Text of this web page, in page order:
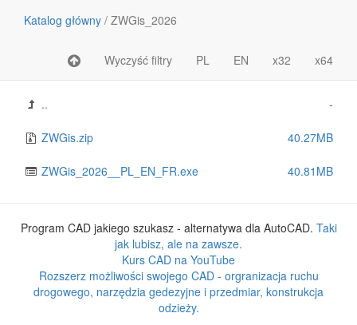
Katalog główny / ZWGis_2026
Wyczyść filtry PL EN x32 x64
Nazwa pliku lub katalogu
..
-
ZWGis.zip 40.27MB
ZWGis_2026__PL_EN_FR.exe 40.81MB
Program CAD jakiego szukasz - alternatywa dla AutoCAD. Taki
jak lubisz, ale na zawsze.
Kurs CAD na YouTube
Rozszerz możliwości swojego CAD - orgranizacja ruchu
drogowego, narzędzia gedezyjne i przedmiar, konstrukcja
odzieży.